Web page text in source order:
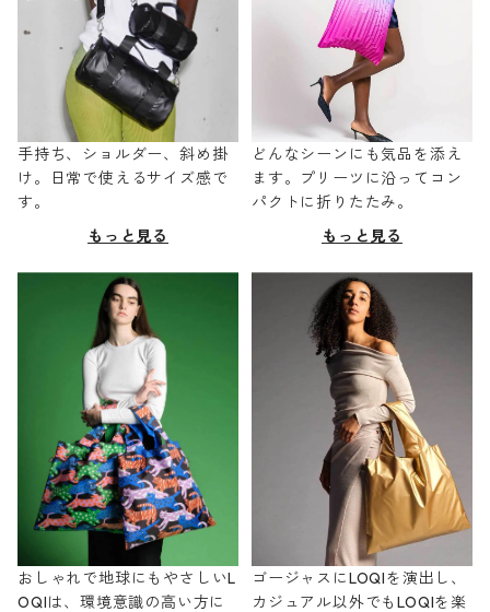
手持ち、ショルダー、斜め掛
け。日常で使えるサイズ感で
す。
もっと見る
どんなシーンにも気品を添え
ます。プリーツに沿ってコン
パクトに折りたたみ。
もっと見る
おしゃれで地球にもやさしいL
OQIは、環境意識の高い方に
ゴージャスにLOQIを演出し、
カジュアル以外でもLOQIを楽